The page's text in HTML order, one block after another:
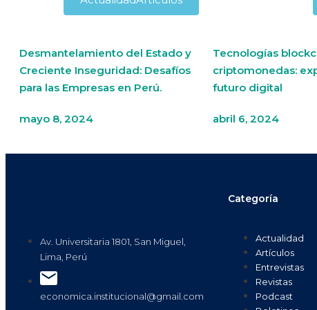
Desmantelamiento del Estado y
Creciente Inseguridad: Desafíos
para las Empresas en Perú.
mayo 8, 2024
Tecnologías
criptomonedas:
futuro digital
abril 6, 2024
Av. Universitaria 1801, San Miguel,
Lima, Perú
economica.institucional@gmail.com
Categoría
Actualidad
Artículos
Entrevistas
Revistas
Podcast